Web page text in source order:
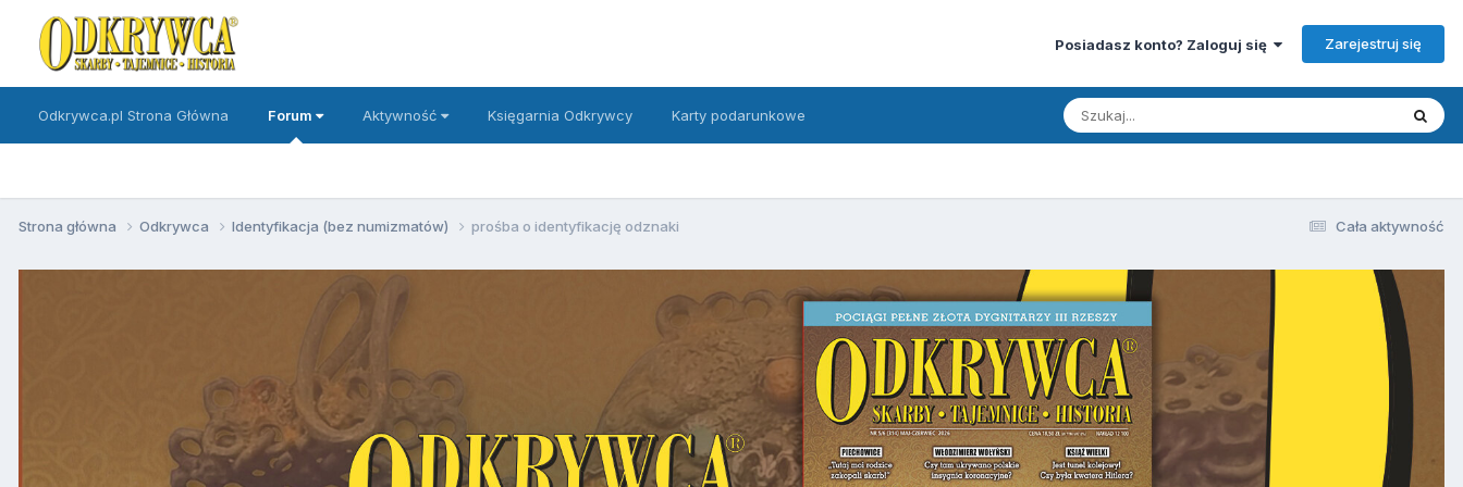
Posiadasz konto? Zaloguj się Zarejestruj się
Odkrywca.pl Strona Główna Forum Aktywność Księgarnia Odkrywcy Karty podarunkowe
Cała aktywność
Strona główna Odkrywca Identyfikacja (bez numizmatów) prośba o identyfikację odznaki